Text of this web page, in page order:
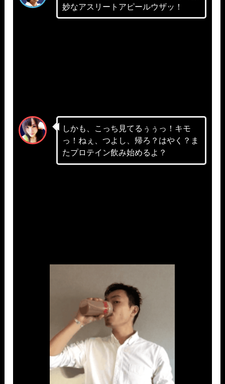
妙なアスリートアピールウザッ！
しかも、こっち見てるぅぅっ！キモ
っ！ねぇ、つよし、帰ろ？はやく？ま
たプロテイン飲み始めるよ？